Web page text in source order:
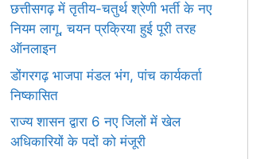
छत्तीसगढ़ में तृतीय-चतुर्थ श्रेणी भर्ती के नए
नियम लागू, चयन प्रक्रिया हुई पूरी तरह
ऑनलाइन
डोंगरगढ़ भाजपा मंडल भंग, पांच कार्यकर्ता
निष्कासित
राज्य शासन द्वारा 6 नए जिलों में खेल
अधिकारियों के पदों को मंजूरी